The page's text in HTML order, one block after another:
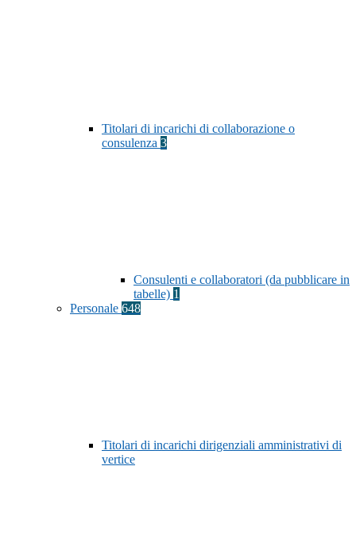
Titolari di incarichi di collaborazione o
consulenza 3
Consulenti e collaboratori (da pubblicare in
tabelle) 1
Personale 648
Titolari di incarichi dirigenziali amministrativi di
vertice